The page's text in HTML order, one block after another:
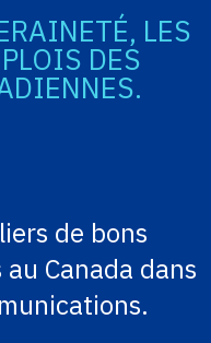
LES
DES
de bons
Canada dans